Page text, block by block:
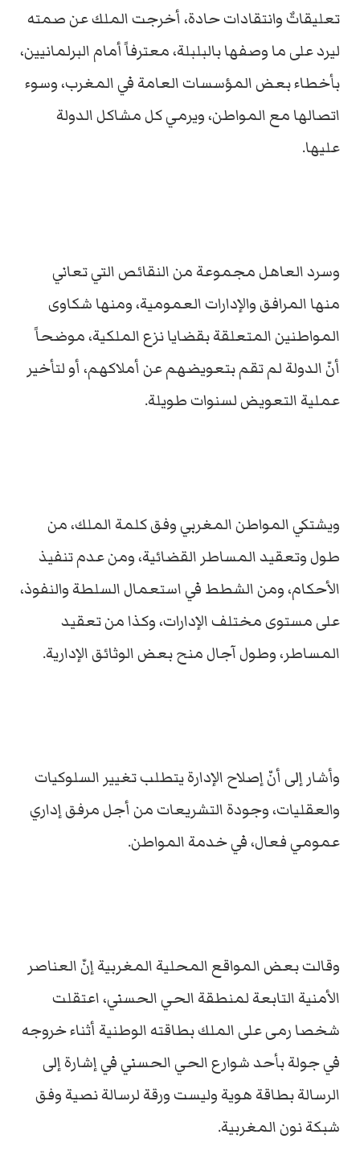
تعليقاتٌ وانتقادات حادة، أخرجت الملك عن صمته
ليرد على ما وصفها بالبلبلة، معترفاً أمام البرلمانيين،
بأخطاء بعض المؤسسات العامة في المغرب، وسوء
اتصالها مع المواطن، ويرمي كل مشاكل الدولة
عليها.
وسرد العاهل مجموعة من النقائص التي تعاني
منها المرافق والإدارات العمومية، ومنها شكاوى
المواطنين المتعلقة بقضايا نزع الملكية، موضحاً
أنّ الدولة لم تقم بتعويضهم عن أملاكهم، أو لتأخير
عملية التعويض لسنوات طويلة.
ويشتكي المواطن المغربي وفق كلمة الملك، من
طول وتعقيد المساطر القضائية، ومن عدم تنفيذ
الأحكام، ومن الشطط في استعمال السلطة والنفوذ،
على مستوى مختلف الإدارات، وكذا من تعقيد
المساطر، وطول آجال منح بعض الوثائق الإدارية.
وأشار إلى أنّ إصلاح الإدارة يتطلب تغيير السلوكيات
والعقليات، وجودة التشريعات من أجل مرفق إداري
عمومي فعال، في خدمة المواطن.
وقالت بعض المواقع المحلية المغربية إنّ العناصر
الأمنية التابعة لمنطقة الحي الحسني، اعتقلت
شخصا رمى على الملك بطاقته الوطنية أثناء خروجه
في جولة بأحد شوارع الحي الحسني في إشارة إلى
الرسالة بطاقة هوية وليست ورقة لرسالة نصية وفق
شبكة نون المغربية.